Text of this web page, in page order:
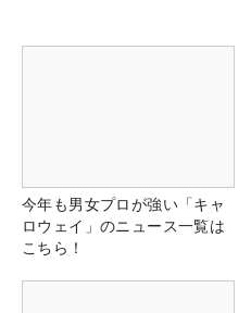
今年も男女プロが強い「キャ
ロウェイ」のニュース一覧は
こちら！